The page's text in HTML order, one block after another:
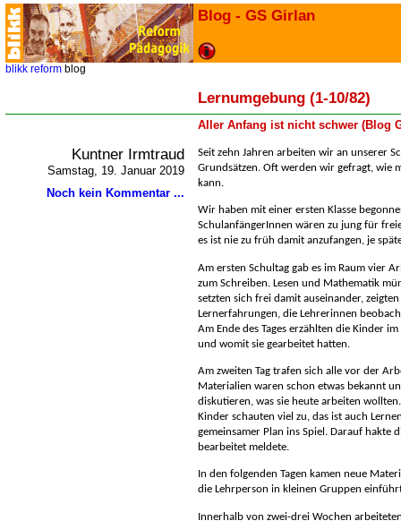
Blog - GS Girlan
blikk reform blog
Lernumgebung (1-10/82)
Aller Anfang ist nicht schwer (Blog
Kuntner Irmtraud
Samstag, 19. Januar 2019
Noch kein Kommentar ...
Seit zehn Jahren arbeiten wir an unserer
Grundsätzen. Oft werden wir gefragt, wie
kann.
Wir haben mit einer ersten Klasse
SchulanfängerInnen wären zu jung für
es ist nie zu früh damit anzufangen, je
Am ersten Schultag gab es im Raum vier
zum Schreiben. Lesen und Mathematik
setzten sich frei damit auseinander,
Lernerfahrungen, die Lehrerinnen
Am Ende des Tages erzählten die Kinder
und womit sie gearbeitet hatten.
Am zweiten Tag trafen sich alle vor der
Materialien waren schon etwas bekannt
diskutieren, was sie heute arbeiten
Kinder schauten viel zu, das ist auch
gemeinsamer Plan ins Spiel. Darauf hakte
bearbeitet meldete.
In den folgenden Tagen kamen neue
die Lehrperson in kleinen Gruppen
Innerhalb von zwei-drei Wochen